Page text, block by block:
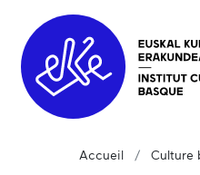
Accueil Culture